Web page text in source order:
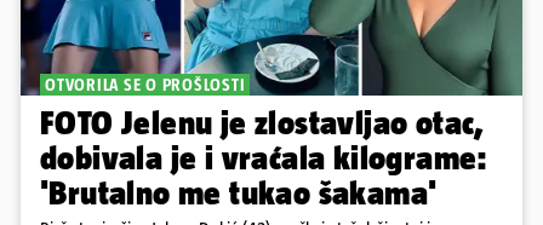
OTVORILA SE O PROŠLOSTI
FOTO Jelenu je zlostavljao otac,
dobivala je i vraćala kilograme:
'Brutalno me tukao šakama'